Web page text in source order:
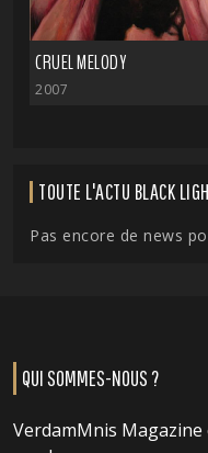
CRUEL MELODY
2007
TOUTE L'ACTU BLACK
Pas encore de news
QUI SOMMES-NOUS ?
VerdamMnis